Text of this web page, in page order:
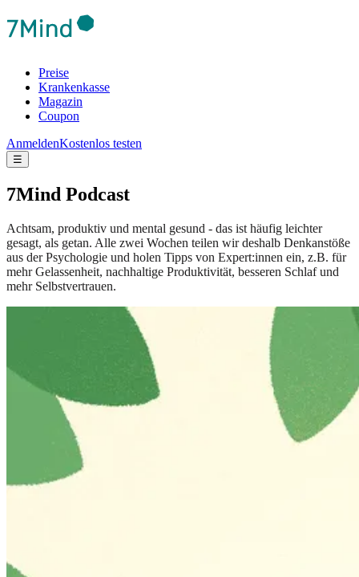
Preise
Krankenkasse
Magazin
Coupon
AnmeldenKostenlos testen
☰
7Mind Podcast
Achtsam, produktiv und mental gesund - das ist häufig leichter
gesagt, als getan. Alle zwei Wochen teilen wir deshalb Denkanstöße
aus der Psychologie und holen Tipps von Expert:innen ein, z.B. für
mehr Gelassenheit, nachhaltige Produktivität, besseren Schlaf und
mehr Selbstvertrauen.